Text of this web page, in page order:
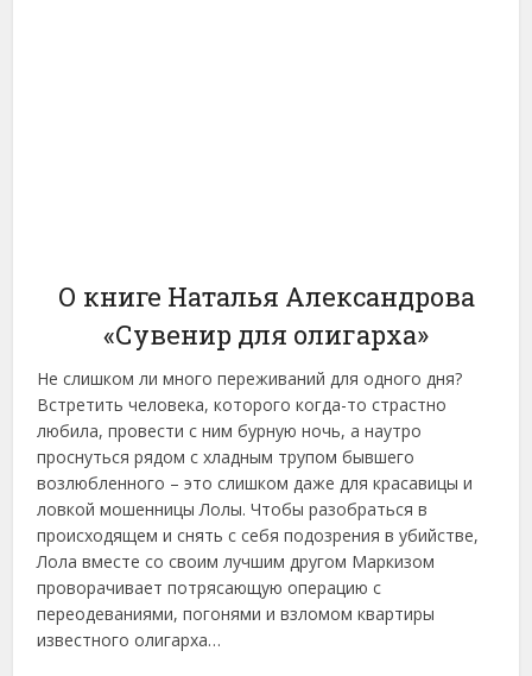
О книге Наталья Александрова
«Сувенир для олигарха»
Не слишком ли много переживаний для одного дня?
Встретить человека, которого когда-то страстно
любила, провести с ним бурную ночь, а наутро
проснуться рядом с хладным трупом бывшего
возлюбленного – это слишком даже для красавицы и
ловкой мошенницы Лолы. Чтобы разобраться в
происходящем и снять с себя подозрения в убийстве,
Лола вместе со своим лучшим другом Маркизом
проворачивает потрясающую операцию с
переодеваниями, погонями и взломом квартиры
известного олигарха…